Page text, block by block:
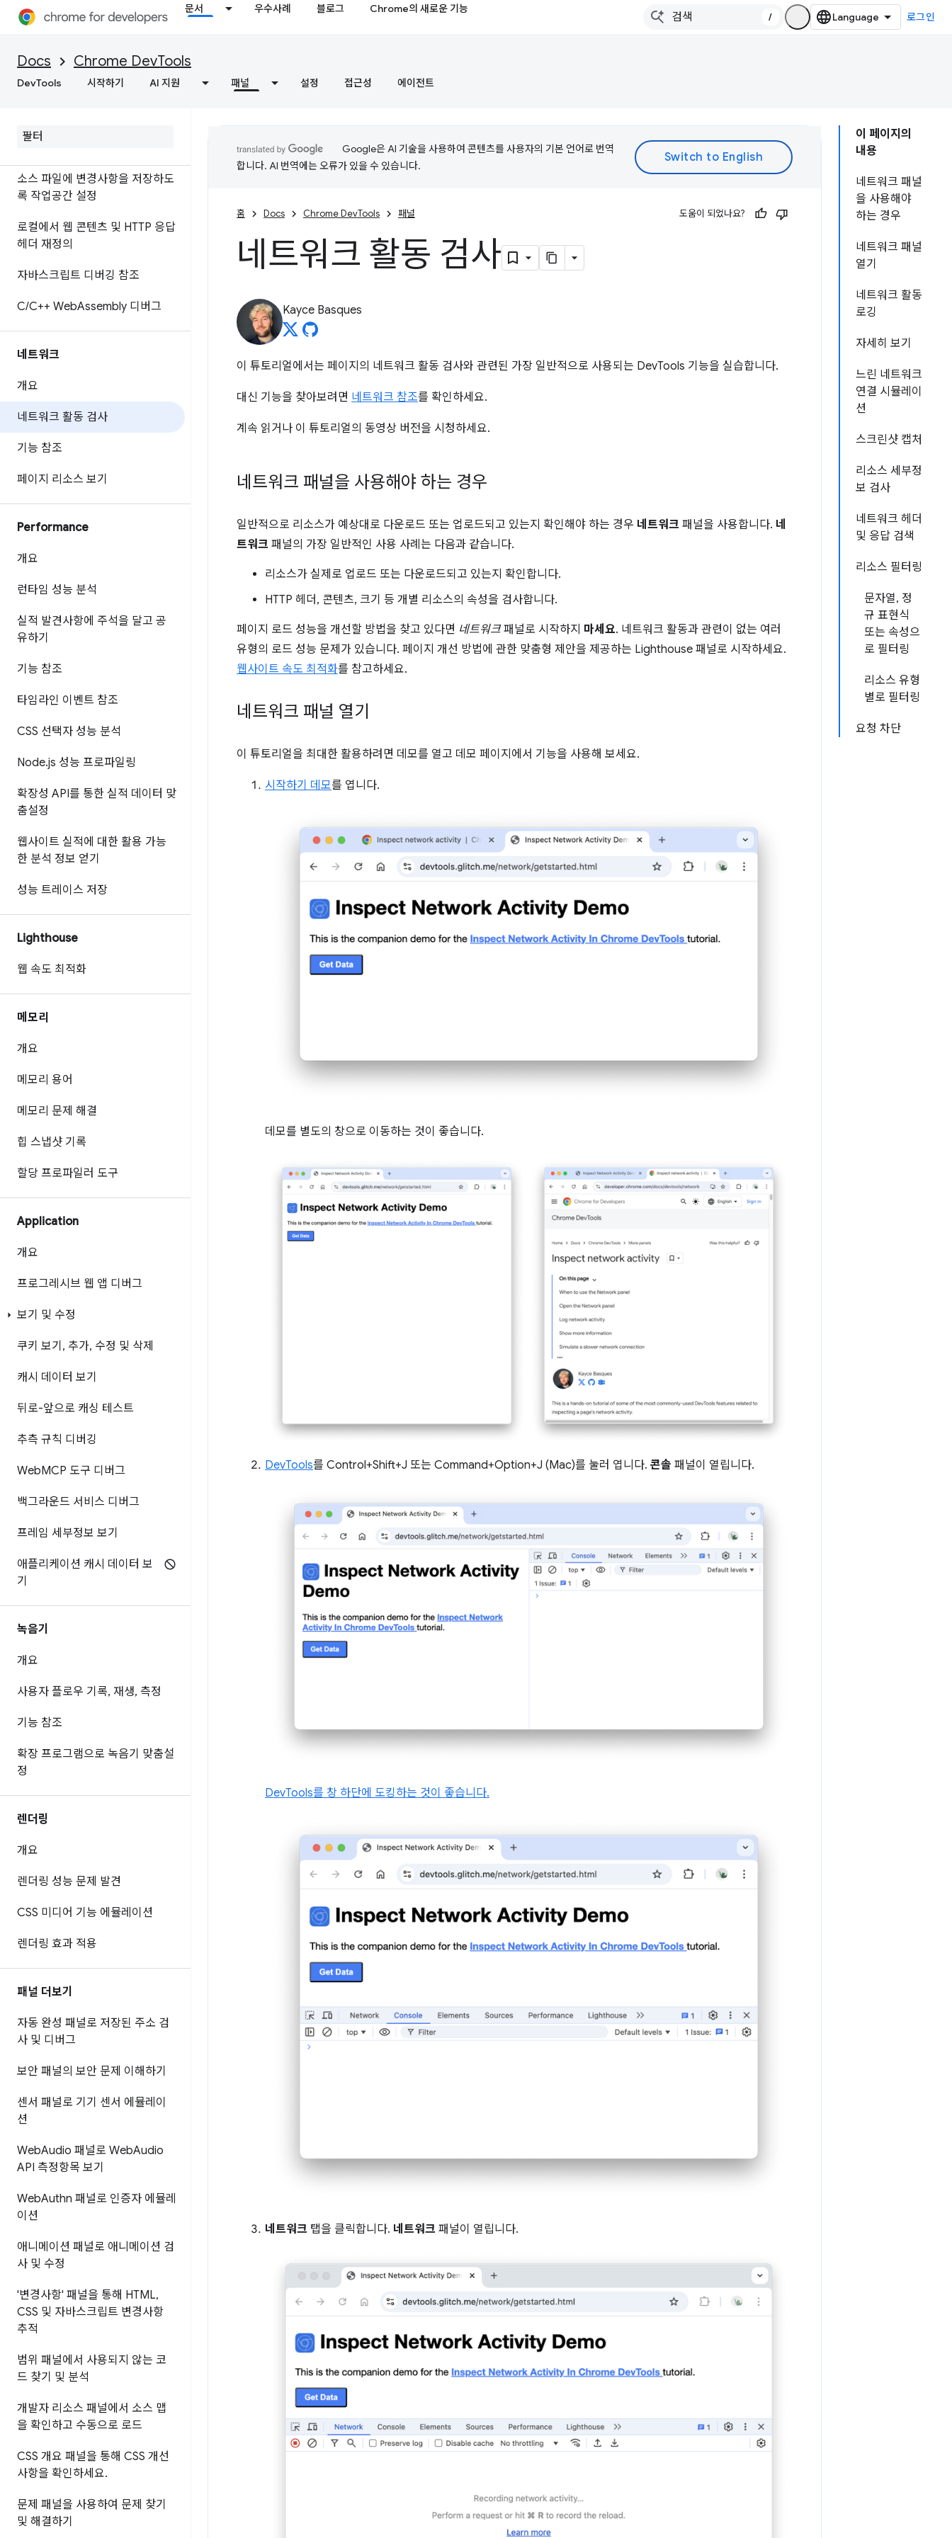
문서 우수사례 블로그 Chrome의 새로운 기능
/ 로그인
Docs Chrome DevTools
DevTools 시작하기 AI 지원 패널 설정 접근성 에이전트
자바스크립트 디버그
자바스크립트 스니펫 실행
소스 파일에 변경사항을 저장하도
록 작업공간 설정
로컬에서 웹 콘텐츠 및 HTTP 응답
헤더 재정의
자바스크립트 디버깅 참조
C/C++ WebAssembly 디버그
네트워크
개요
네트워크 활동 검사
기능 참조
페이지 리소스 보기
Performance
개요
런타임 성능 분석
실적 발견사항에 주석을 달고 공
유하기
기능 참조
타임라인 이벤트 참조
CSS 선택자 성능 분석
Node.js 성능 프로파일링
확장성 API를 통한 실적 데이터 맞
춤설정
웹사이트 실적에 대한 활용 가능
한 분석 정보 얻기
성능 트레이스 저장
Lighthouse
웹 속도 최적화
메모리
개요
메모리 용어
메모리 문제 해결
힙 스냅샷 기록
할당 프로파일러 도구
Application
개요
프로그레시브 웹 앱 디버그
보기 및 수정
쿠키 보기 , 추가, 수정 및 삭제
캐시 데이터 보기
뒤로-앞으로 캐싱 테스트
추측 규칙 디버깅
WebMCP 도구 디버그
백그라운드 서비스 디버그
프레임 세부정보 보기
애플리케이션 캐시 데이터 보
기
녹음기
개요
사용자 플로우 기록, 재생, 측정
기능 참조
확장 프로그램으로 녹음기 맞춤설
정
렌더링
개요
렌더링 성능 문제 발견
CSS 미디어 기능 에뮬레이션
렌더링 효과 적용
패널 더보기
자동 완성 패널로 저장된 주소 검
사 및 디버그
보안 패널의 보안 문제 이해하기
센서 패널로 기기 센서 에뮬레이
션
WebAudio 패널로 WebAudio
API 측정항목 보기
WebAuthn 패널로 인증자 에뮬레
이션
애니메이션 패널로 애니메이션 검
사 및 수정
'변경사항' 패널을 통해 HTML,
CSS 및 자바스크립트 변경사항
추적
범위 패널에서 사용되지 않는 코
드 찾기 및 분석
개발자 리소스 패널에서 소스 맵
을 확인하고 수동으로 로드
CSS 개요 패널을 통해 CSS 개선
사항을 확인하세요.
문제 패널을 사용하여 문제 찾기
및 해결하기
이 페이지의
내용
네트워크 패널
을 사용해야
하는 경우
네트워크 패널
열기
네트워크 활동
로깅
자세히 보기
느린 네트워크
연결 시뮬레이
션
스크린샷 캡처
리소스 세부정
보 검사
네트워크 헤더
및 응답 검색
리소스 필터링
문자열, 정
규 표현식
또는 속성으
로 필터링
리소스 유형
별로 필터링
요청 차단
Google은 AI 기술을 사용하여 콘텐츠를 사용자의 기본 언어로 번역
합니다. AI 번역에는 오류가 있을 수 있습니다.
홈 Docs Chrome DevTools 패널 도움이 되었나요?
네트워크 활동 검사
Kayce Basques
이 튜토리얼에서는 페이지의 네트워크 활동 검사와 관련된 가장 일반적으로 사용되는 DevTools 기능을 실습합니다.
대신 기능을 찾아보려면 네트워크 참조를 확인하세요.
계속 읽거나 이 튜토리얼의 동영상 버전을 시청하세요.
네트워크 패널을 사용해야 하는 경우
일반적으로 리소스가 예상대로 다운로드 또는 업로드되고 있는지 확인해야 하는 경우 네트워크 패널을 사용합니다. 네
트워크 패널의 가장 일반적인 사용 사례는 다음과 같습니다.
리소스가 실제로 업로드 또는 다운로드되고 있는지 확인합니다.
HTTP 헤더, 콘텐츠, 크기 등 개별 리소스의 속성을 검사합니다.
페이지 로드 성능을 개선할 방법을 찾고 있다면 네트워크 패널로 시작하지 마세요. 네트워크 활동과 관련이 없는 여러
유형의 로드 성능 문제가 있습니다. 페이지 개선 방법에 관한 맞춤형 제안을 제공하는 Lighthouse 패널로 시작하세요.
웹사이트 속도 최적화를 참고하세요.
네트워크 패널 열기
이 튜토리얼을 최대한 활용하려면 데모를 열고 데모 페이지에서 기능을 사용해 보세요.
시작하기 데모를 엽니다.
데모를 별도의 창으로 이동하는 것이 좋습니다.
DevTools를 Control+Shift+J 또는 Command+Option+J (Mac)를 눌러 엽니다. 콘솔 패널이 열립니다.
DevTools를 창 하단에 도킹하는 것이 좋습니다.
네트워크 탭을 클릭합니다. 네트워크 패널이 열립니다.